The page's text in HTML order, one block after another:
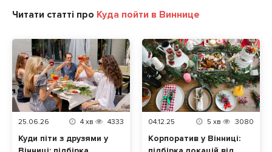
Читати статті про Куда пойти в Виннице
25.06.26 4 хв 4333
Куди піти з друзями у
04.12.25 5 хв 3080
Корпоратив у Вінниці: